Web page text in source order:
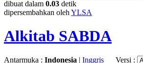
dibuat dalam 0.03 detik
dipersembahkan oleh YLSA
Alkitab SABDA
Antarmuka : Indonesia | Inggris Versi :